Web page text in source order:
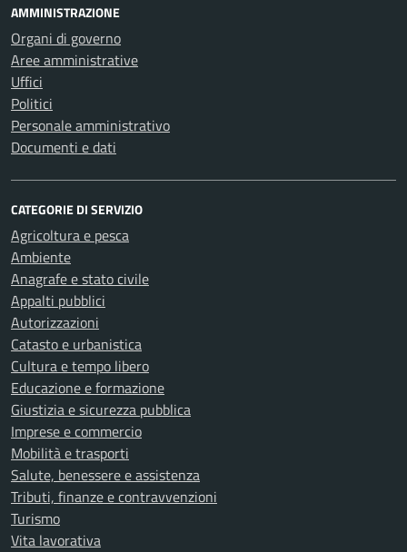
AMMINISTRAZIONE
Organi di governo
Aree amministrative
Uffici
Politici
Personale amministrativo
Documenti e dati
CATEGORIE DI SERVIZIO
Agricoltura e pesca
Ambiente
Anagrafe e stato civile
Appalti pubblici
Autorizzazioni
Catasto e urbanistica
Cultura e tempo libero
Educazione e formazione
Giustizia e sicurezza pubblica
Imprese e commercio
Mobilità e trasporti
Salute, benessere e assistenza
Tributi, finanze e contravvenzioni
Turismo
Vita lavorativa